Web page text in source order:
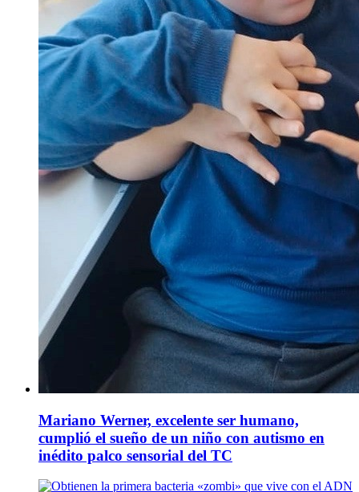
Mariano Werner, excelente ser humano,
cumplió el sueño de un niño con autismo en
inédito palco sensorial del TC